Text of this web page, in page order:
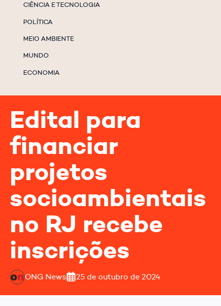
CIÊNCIA E TECNOLOGIA
POLÍTICA
MEIO AMBIENTE
MUNDO
ECONOMIA
Edital para
financiar
projetos
socioambientais
no RJ recebe
inscrições
ONG News 25 de outubro de 2024